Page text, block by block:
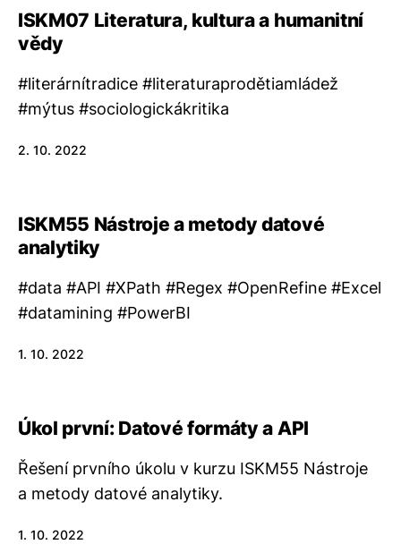
ISKM07 Literatura, kultura a humanitní
vědy
#literárnítradice #literaturaprodětiamládež
#mýtus #sociologickákritika
2. 10. 2022
ISKM55 Nástroje a metody datové
analytiky
#data #API #XPath #Regex #OpenRefine #Excel
#datamining #PowerBI
1. 10. 2022
Úkol první: Datové formáty a API
Řešení prvního úkolu v kurzu ISKM55 Nástroje
a metody datové analytiky.
1. 10. 2022